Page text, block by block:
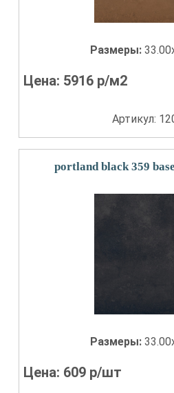
Размеры:
Цена: 5916 р/м2
Артикул:
portland black 359
Размеры:
Цена: 609 р/шт